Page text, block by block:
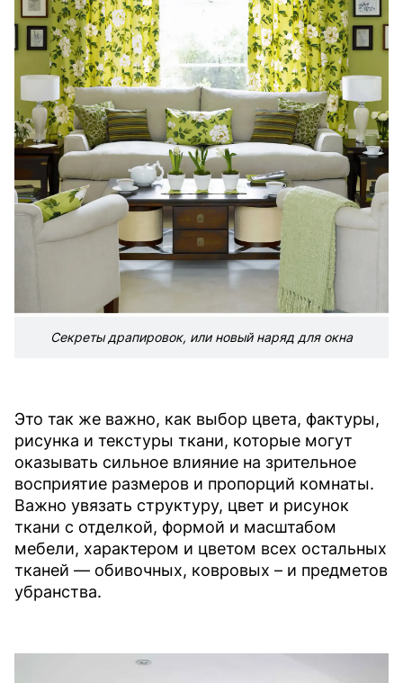
Секреты драпировок, или новый наряд для окна
Это так же важно, как выбор цвета, фактуры,
рисунка и текстуры ткани, которые могут
оказывать сильное влияние на зрительное
восприятие размеров и пропорций комнаты.
Важно увязать структуру, цвет и рисунок
ткани с отделкой, формой и масштабом
мебели, характером и цветом всех остальных
тканей — обивочных, ковровых – и предметов
убранства.